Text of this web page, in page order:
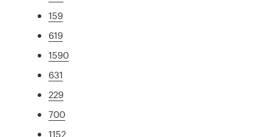
159
619
1590
631
229
700
1152